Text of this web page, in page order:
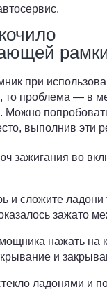
при
то проблема — в
Можно
выполнив эти
зажигания во
и сложите ладони
зажато
нажать на
и
ладонями и